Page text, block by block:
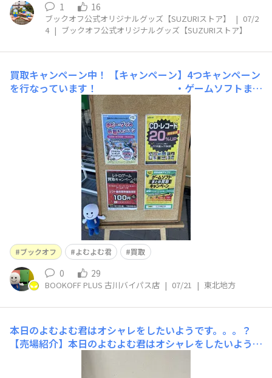
1 16
ブックオフ公式オリジナルグッズ【SUZURIストア】 | 07/2
4 | ブックオフ公式オリジナルグッズ【SUZURIストア】
買取キャンペーン中！
【キャンペーン】4つキャンペーン
を行なっています！ ・ゲームソフトまと
め買いキャンペーン 買取価格が200円
以上のゲームソフトが3つ以上から金額上乗せ
・レトロゲームソフト最低買取保証キャンペーン
箱無しのレトロゲームソフトなどでも最
ブックオフ よむよむ君 買取
0 29
BOOKOFF PLUS 古川バイパス店 | 07/21 | 東北地方
本日のよむよむ君はオシャレをしたいようです。。。？
【売場紹介】本日のよむよむ君はオシャレをしたいようで